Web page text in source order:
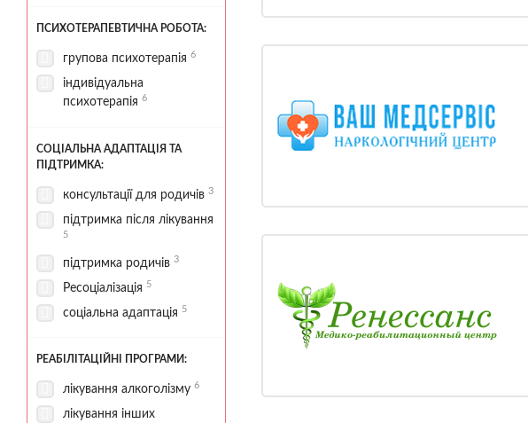
ПСИХОТЕРАПЕВТИЧНА РОБОТА:
групова психотерапія 6
індивідуальна
психотерапія 6
СОЦІАЛЬНА АДАПТАЦІЯ ТА
ПІДТРИМКА:
консультації для родичів 3
підтримка після лікування
5
підтримка родичів 3
Ресоціалізація 5
соціальна адаптація 5
РЕАБІЛІТАЦІЙНІ ПРОГРАМИ:
лікування алкоголізму 6
лікування інших